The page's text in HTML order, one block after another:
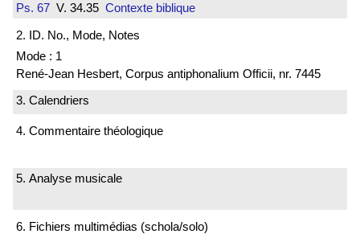
Ps. 67 V. 34.35 Contexte biblique
2. ID. No., Mode, Notes
Mode : 1
René-Jean Hesbert, Corpus antiphonalium Officii, nr. 7445
3. Calendriers
4. Commentaire théologique
5. Analyse musicale
6. Fichiers multimédias (schola/solo)